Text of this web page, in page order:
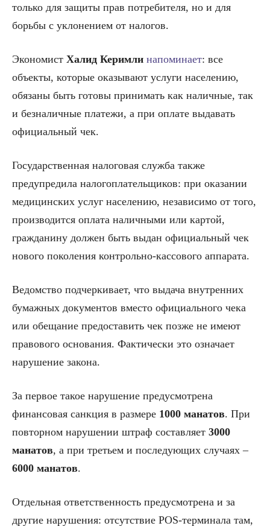
только для защиты прав потребителя, но и для
борьбы с уклонением от налогов.
Экономист Халид Керимли напоминает: все
объекты, которые оказывают услуги населению,
обязаны быть готовы принимать как наличные, так
и безналичные платежи, а при оплате выдавать
официальный чек.
Государственная налоговая служба также
предупредила налогоплательщиков: при оказании
медицинских услуг населению, независимо от того,
производится оплата наличными или картой,
гражданину должен быть выдан официальный чек
нового поколения контрольно-кассового аппарата.
Ведомство подчеркивает, что выдача внутренних
бумажных документов вместо официального чека
или обещание предоставить чек позже не имеют
правового основания. Фактически это означает
нарушение закона.
За первое такое нарушение предусмотрена
финансовая санкция в размере 1000 манатов. При
повторном нарушении штраф составляет 3000
манатов, а при третьем и последующих случаях –
6000 манатов.
Отдельная ответственность предусмотрена и за
другие нарушения: отсутствие POS-терминала там,